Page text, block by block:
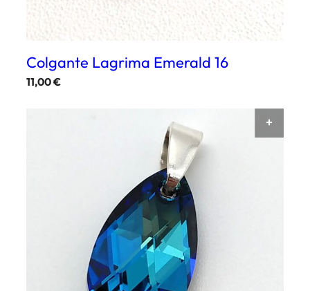
Colgante Lagrima Emerald 16
11,00€